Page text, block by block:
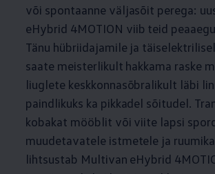
või spontaanne väljasõit perega:
eHybrid 4MOTION viib teid
Tänu hübriidajamile ja
saate meisterlikult hakkama raske
liuglete keskkonnasõbralikult läbi
paindlikuks ka pikkadel sõitudel.
kobakat mööblit või viite lapsi
muudetavatele istmetele ja
lihtsustab Multivan eHybrid